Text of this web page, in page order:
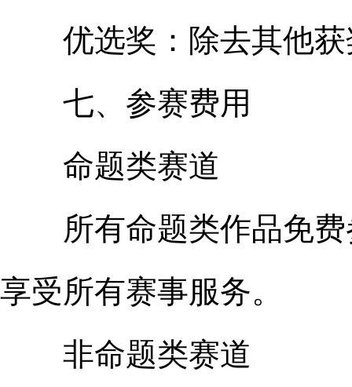
优选奖：除去其他获
七、参赛费用
命题类赛道
所有命题类作品免费
享受所有赛事服务。
非命题类赛道